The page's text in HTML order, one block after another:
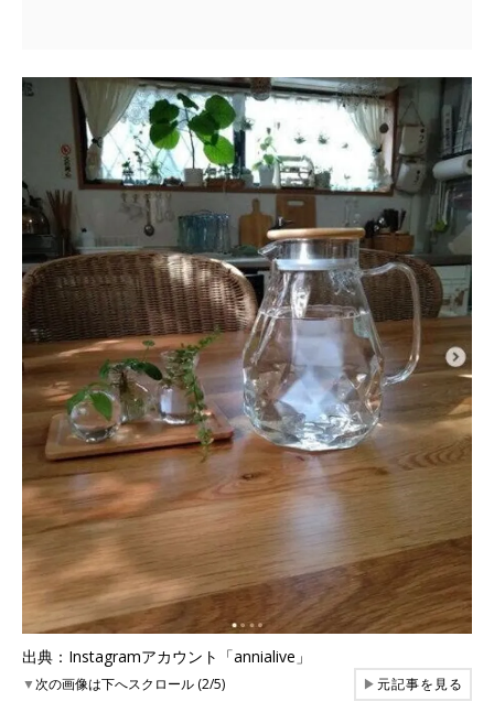
出典：Instagramアカウント「annialive」
▼次の画像は下へスクロール (2/5) ▶元記事を見る